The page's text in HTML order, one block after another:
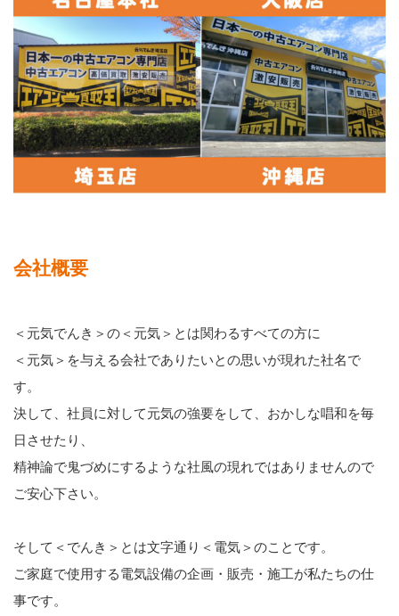
会社概要
＜元気でんき＞の＜元気＞とは関わるすべての方に
＜元気＞を与える会社でありたいとの思いが現れた社名で
す。
決して、社員に対して元気の強要をして、おかしな唱和を毎
日させたり、
精神論で鬼づめにするような社風の現れではありませんので
ご安心下さい。
そして＜でんき＞とは文字通り＜電気＞のことです。
ご家庭で使用する電気設備の企画・販売・施工が私たちの仕
事です。